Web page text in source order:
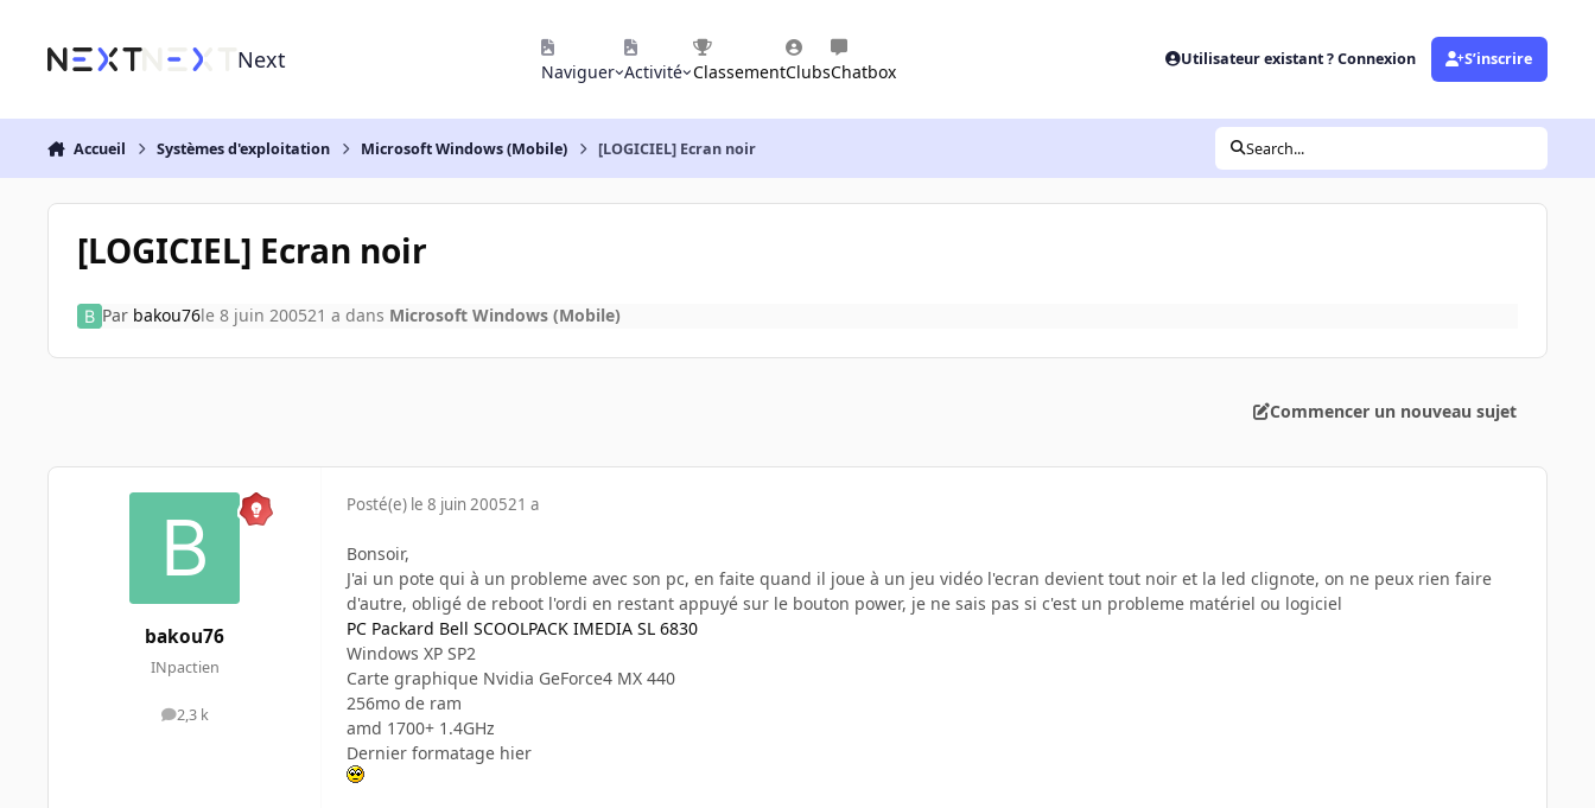
Next Naviguer Activité ClassementClubsChatbox
Utilisateur existant ? Connexion S’inscrire
Accueil Systèmes d'exploitation Microsoft Windows (Mobile) [LOGICIEL] Ecran noir Search...
[LOGICIEL] Ecran noir
Par bakou76le 8 juin 200521 a dans Microsoft Windows (Mobile)
Commencer un nouveau sujet
bakou76
INpactien
2,3 k
messages
Posté(e) le 8 juin 200521 a
Bonsoir,
J'ai un pote qui à un probleme avec son pc, en faite quand il joue à un jeu vidéo l'ecran devient tout noir et la led clignote, on ne peux rien faire
d'autre, obligé de reboot l'ordi en restant appuyé sur le bouton power, je ne sais pas si c'est un probleme matériel ou logiciel
PC Packard Bell SCOOLPACK IMEDIA SL 6830
Windows XP SP2
Carte graphique Nvidia GeForce4 MX 440
256mo de ram
amd 1700+ 1.4GHz
Dernier formatage hier